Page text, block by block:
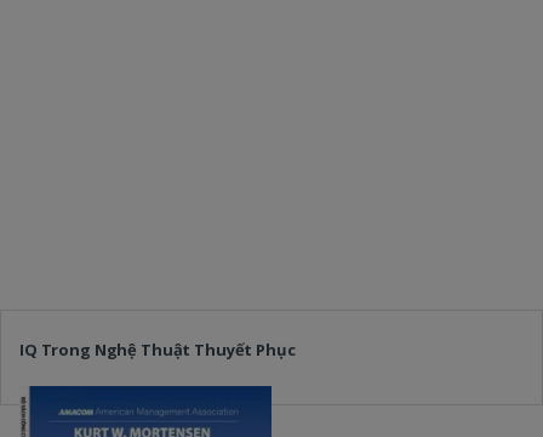
IQ Trong Nghệ Thuật Thuyết Phục